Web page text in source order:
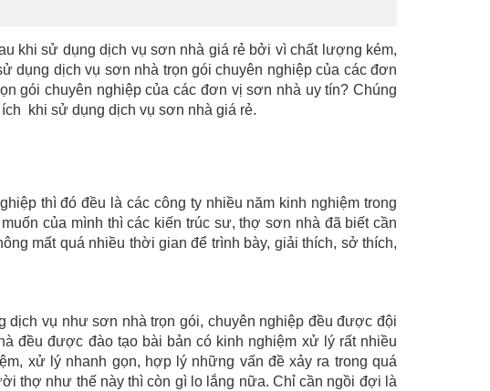
khi sử dụng dịch vụ sơn nhà giá rẻ bởi vì chất lượng kém,
dụng dịch vụ sơn nhà trọn gói chuyên nghiệp của các đơn
gói chuyên nghiệp của các đơn vị sơn nhà uy tín? Chúng
khi sử dụng dịch vụ sơn nhà giá rẻ.
thì đó đều là các công ty nhiều năm kinh nghiệm trong
của mình thì các kiến trúc sư, thợ sơn nhà đã biết cần
mất quá nhiều thời gian để trình bày, giải thích, sở thích,
vụ như sơn nhà trọn gói, chuyên nghiệp đều được đội
đều được đào tạo bài bản có kinh nghiệm xử lý rất nhiều
xử lý nhanh gọn, hợp lý những vấn đề xảy ra trong quá
thợ như thế này thì còn gì lo lắng nữa. Chỉ cần ngồi đợi là